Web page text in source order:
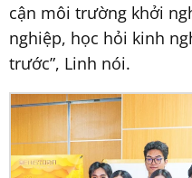
cận môi trường khởi
nghiệp, học hỏi kinh
trước”, Linh nói.